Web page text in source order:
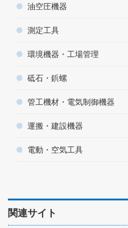
油空圧機器
測定工具
環境機器・工場管理
砥石・鋲螺
管工機材・電気制御機器
運搬・建設機器
電動・空気工具
関連サイト